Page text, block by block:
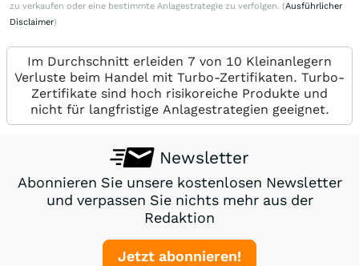
zu verkaufen oder eine bestimmte Anlagestrategie zu verfolgen. (Ausführlicher
Disclaimer)
Im Durchschnitt erleiden 7 von 10 Kleinanlegern
Verluste beim Handel mit Turbo-Zertifikaten. Turbo-
Zertifikate sind hoch risikoreiche Produkte und
nicht für langfristige Anlagestrategien geeignet.
Newsletter
Abonnieren Sie unsere kostenlosen Newsletter
und verpassen Sie nichts mehr aus der
Redaktion
Jetzt abonnieren!